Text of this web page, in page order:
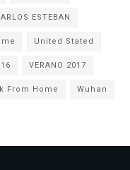
ESTEBAN
United Stated
VERANO 2017
From Home Wuhan